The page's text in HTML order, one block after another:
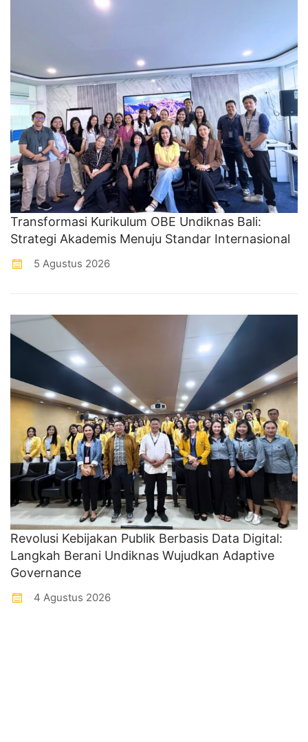
Transformasi Kurikulum OBE Undiknas Bali:
Strategi Akademis Menuju Standar Internasional
5 Agustus 2026
Revolusi Kebijakan Publik Berbasis Data Digital:
Langkah Berani Undiknas Wujudkan Adaptive
Governance
4 Agustus 2026